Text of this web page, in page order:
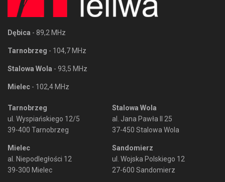
Dębica - 89,2 MHz
Tarnobrzeg - 104,7 MHz
Stalowa Wola - 93,5 MHz
Mielec - 102,4 MHz
Tarnobrzeg
ul. Wyspiańskiego 12/5
39-400 Tarnobrzeg
Mielec
al. Niepodległości 12
39-300 Mielec
Stalowa Wola
al. Jana Pawła II 25
37-450 Stalowa Wola
Sandomierz
ul. Wojska Polskiego 12
27-600 Sandomierz